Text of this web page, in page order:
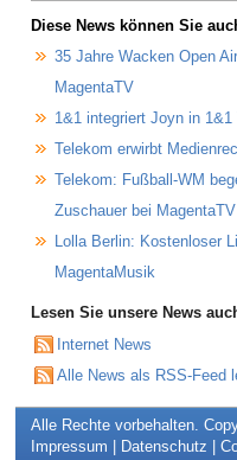
Diese News können Sie
35 Jahre Wacken Open
MagentaTV
1&1 integriert Joyn in 1&1
Telekom erwirbt
Telekom: Fußball-WM
Zuschauer bei MagentaTV
Lolla Berlin: Kostenloser
MagentaMusik
Lesen Sie unsere News
Internet News
Alle News als RSS-Feed
Alle Rechte vorbehalten.
Impressum
Datenschutz